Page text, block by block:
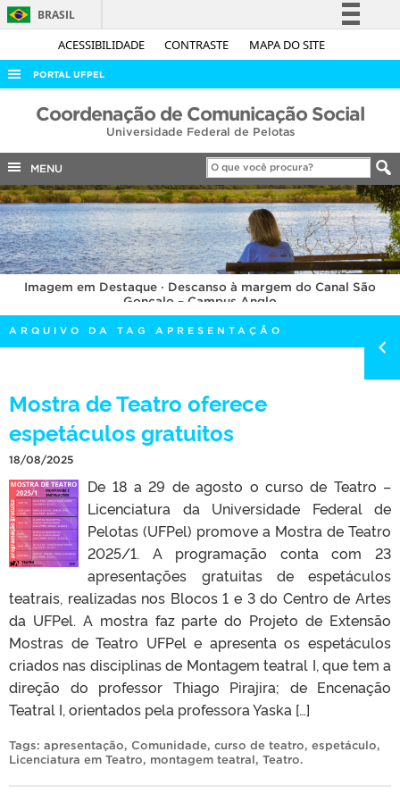
ACESSIBILIDADE CONTRASTE MAPA DO SITE
BRASIL
Simplifique!
Acesso à informação
Legislação
Canais
PORTAL UFPEL
ACESSO À INFORMAÇÃO
COBALTO
CONCURSOS
EDITAIS
INTERNACIONAL
OUVIDORIA
PORTARIAS
TELEFONES
Coordenação de Comunicação Social
Universidade Federal de Pelotas
MENU
Imagem em Destaque · Descanso à margem do Canal São
Gonçalo – Campus Anglo
ARQUIVO DA TAG APRESENTAÇÃO
Mostra de Teatro oferece
espetáculos gratuitos
18/08/2025
De 18 a 29 de agosto o curso de Teatro –
Licenciatura da Universidade Federal de
Pelotas (UFPel) promove a Mostra de Teatro
2025/1. A programação conta com 23
apresentações gratuitas de espetáculos
teatrais, realizadas nos Blocos 1 e 3 do Centro de Artes
da UFPel. A mostra faz parte do Projeto de Extensão
Mostras de Teatro UFPel e apresenta os espetáculos
criados nas disciplinas de Montagem teatral I, que tem a
direção do professor Thiago Pirajira; de Encenação
Teatral I, orientados pela professora Yaska […]
Tags: apresentação, Comunidade, curso de teatro, espetáculo,
Licenciatura em Teatro, montagem teatral, Teatro.